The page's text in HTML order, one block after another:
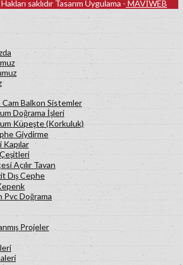
saklıdır Tasarım Uygulama - MAVİWEB
Cam Balkon Sistemler
Doğrama İşleri
Küpeşte (Korkuluk)
Giydirme
Açılır Tavan
Dış Cephe
Pvc Doğrama
Projeler